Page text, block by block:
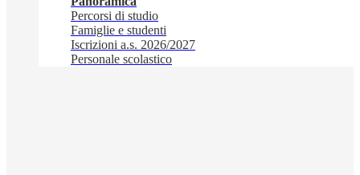
Percorsi di studio
Famiglie e studenti
Iscrizioni a.s. 2026/2027
Personale scolastico